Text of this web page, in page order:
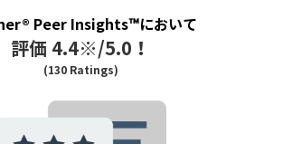
Peer Insights™において
評価 4.4※/5.0！
(130 Ratings)